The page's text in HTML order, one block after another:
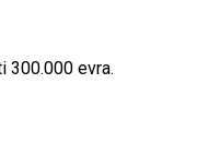
300.000 evra.